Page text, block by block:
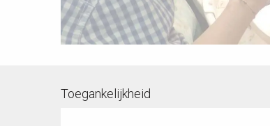
Toegankelijkheid